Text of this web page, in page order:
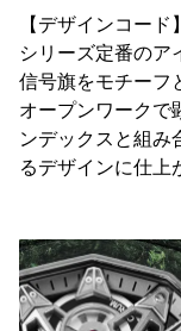
【デザインコード】
シリーズ定番のア
信号旗をモチーフ
オープンワークで
ンデックスと組み
るデザインに仕上